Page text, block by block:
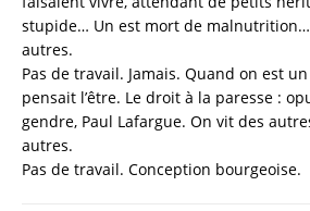
stupide… Un est mort de
autres.
Pas de travail. Jamais. Quand on est
pensait l’être. Le droit à la paresse :
gendre, Paul Lafargue. On vit des
autres.
Pas de travail. Conception bourgeoise.